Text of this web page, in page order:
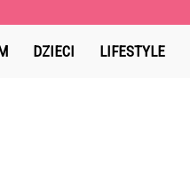
DZIECI LIFESTYLE